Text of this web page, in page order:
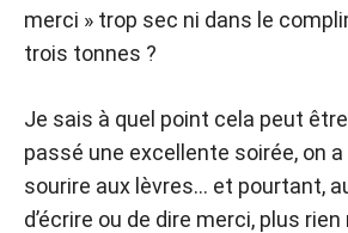
merci » trop sec ni dans le
trois tonnes ?
Je sais à quel point cela peut
passé une excellente soirée, on
sourire aux lèvres… et pourtant,
d’écrire ou de dire merci, plus